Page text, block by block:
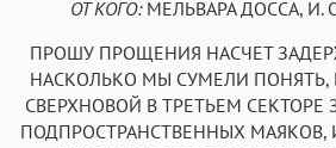
ОТ КОГО:МЕЛЬВАРА ДОССА, И.
ПРОШУ ПРОЩЕНИЯ НАСЧЕТ
НАСКОЛЬКО МЫ СУМЕЛИ ПОНЯТЬ,
СВЕРХНОВОЙ В ТРЕТЬЕМ СЕКТОРЕ
ПОДПРОСТРАНСТВЕННЫХ МАЯКОВ,